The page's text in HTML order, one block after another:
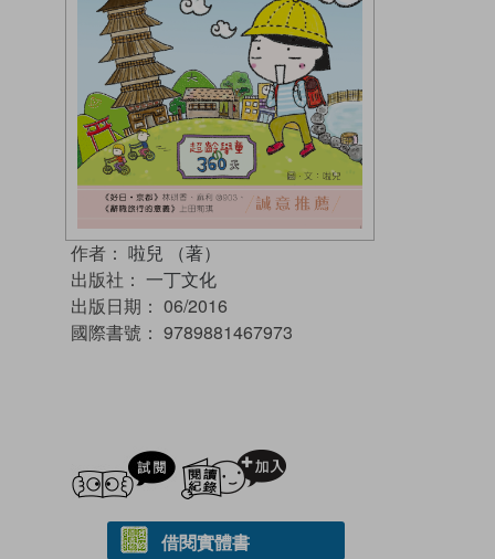
作者： 啦兒 （著）
出版社： 一丁文化
出版日期： 06/2016
國際書號： 9789881467973
試閲
借閱實體書